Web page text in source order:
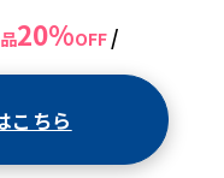
20%OFF /
こちら